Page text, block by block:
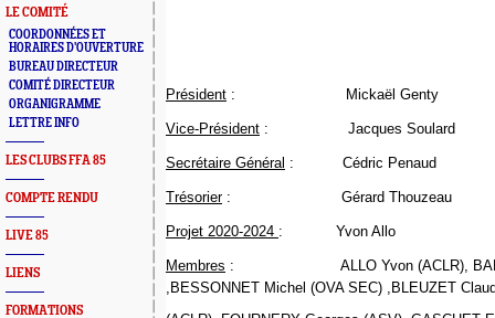
LE COMITÉ
COORDONNÉES ET
HORAIRES D'OUVERTURE
BUREAU DIRECTEUR
COMITÉ DIRECTEUR
ORGANIGRAMME
LETTRE INFO
LES CLUBS FFA 85
COMPTE RENDU
LIVE 85
LIENS
FORMATIONS
Président : Mickaël Genty
Vice-Président : Jacques Soulard
Secrétaire Général : Cédric Penaud
Trésorier : Gérard Thouzeau
Projet 2020-2024 : Yvon Allo
Membres :
ALLO Yvon (ACLR),
,BESSONNET Michel (OVA SEC) ,BLEUZET